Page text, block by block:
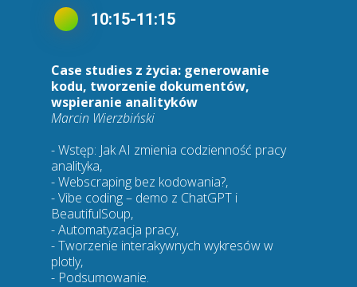
Case studies z życia: generowanie
kodu, tworzenie dokumentów,
wspieranie analityków
Marcin Wierzbiński
- Wstęp: Jak AI zmienia codzienność pracy
analityka,
- Webscraping bez kodowania?,
- Vibe coding – demo z ChatGPT i
BeautifulSoup,
- Automatyzacja pracy,
- Tworzenie interakywnych wykresów w
plotly,
- Podsumowanie.
10:15-11:15